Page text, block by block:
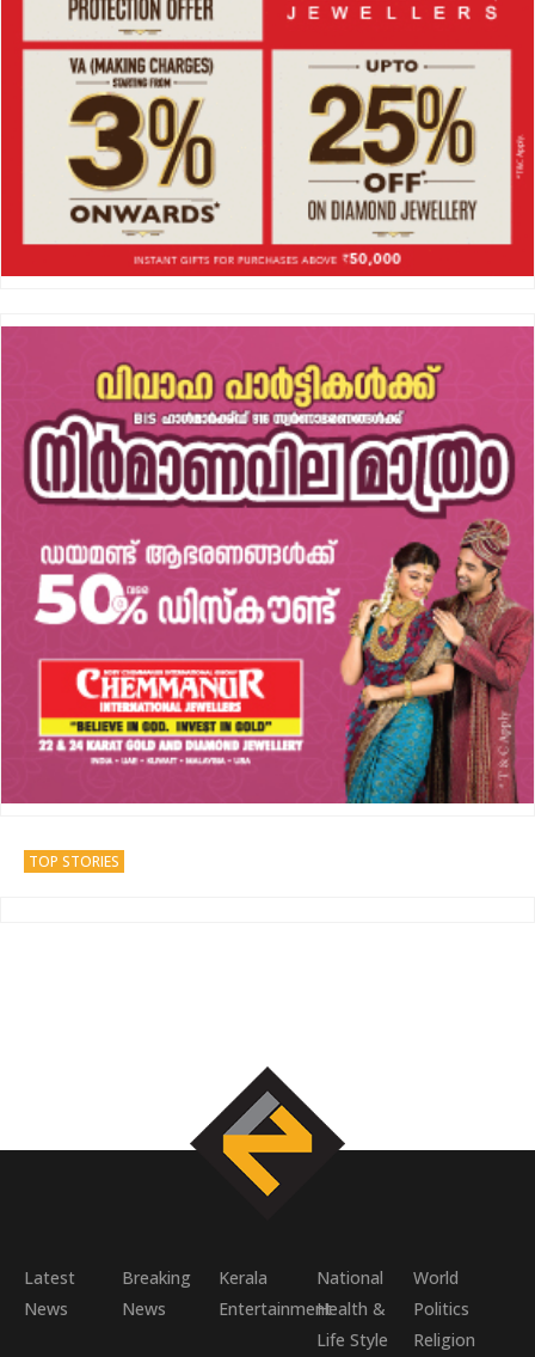
TOP STORIES
Latest
News
Breaking
News
Kerala National
World
EntertainmentHealth &
Life Style
Politics
Religion